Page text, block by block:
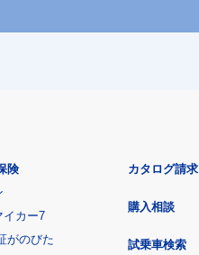
険
イカー7
がのびた
カタログ請求
購入相談
試乗車検索